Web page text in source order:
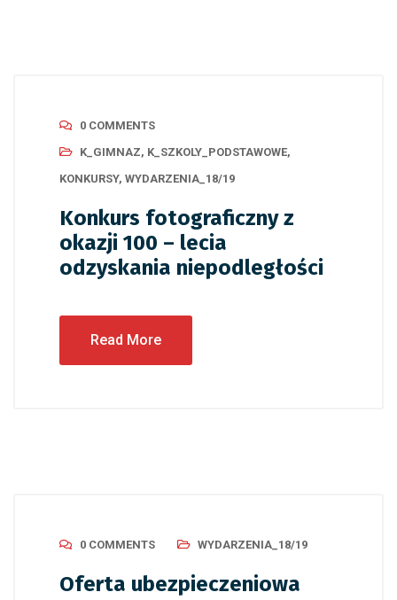
0 COMMENTS
K_GIMNAZ, K_SZKOLY_PODSTAWOWE,
KONKURSY, WYDARZENIA_18/19
Konkurs fotograficzny z
okazji 100 – lecia
odzyskania niepodległości
Read More
0 COMMENTS WYDARZENIA_18/19
Oferta ubezpieczeniowa